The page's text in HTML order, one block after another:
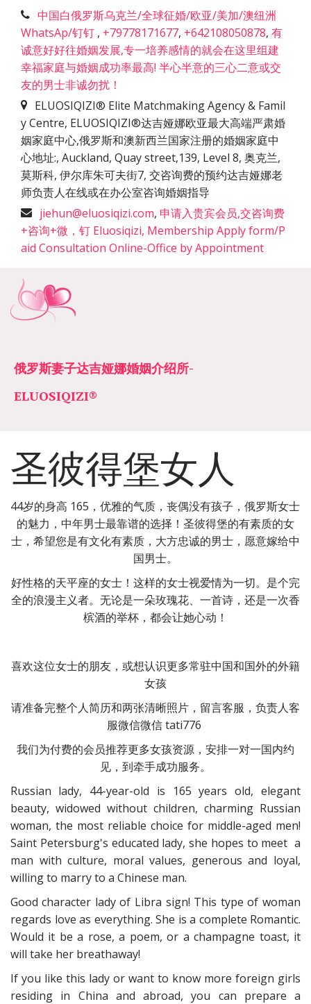
中国白俄罗斯乌克兰/全球征婚/欧亚/美加/澳纽洲
WhatsAp/钉钉 , +79778171677, +642108050878, 有
诚意好好往婚姻发展,专一培养感情的就会在这里组建
幸福家庭与婚姻成功率最高! 半心半意的三心二意或交
友的男士非诚勿扰！
ELUOSIQIZI® Elite Matchmaking Agency & Famil
y Centre, ELUOSIQIZI®达吉娅娜欧亚最大高端严肃婚
姻家庭中心,俄罗斯和澳新西兰国家注册的婚姻家庭中
心地址:, Auckland, Quay street,139, Level 8, 奥克兰,
莫斯科, 伊尔库朱可夫街7, 交咨询费的预约达吉娅娜老
师负责人在线或在办公室咨询婚姻指导
jiehun@eluosiqizi.com, 申请入贵宾会员,交咨询费
+咨询+微，钉 Eluosiqizi, Membership Apply form/P
aid Consultation Online-Office by Appointment
俄罗斯妻子达吉娅娜婚姻介绍所­­
ELUOSIQIZI®
圣彼得堡女人
44岁的身高 165，优雅的气质，丧偶没有孩子，俄罗斯女士
的魅力，中年男士最靠谱的选择！圣彼得堡的有素质的女
士，希望您是有文化有素质，大方忠诚的男士，愿意嫁给中
国男士。
好性格的天平座的女士！这样的女士视爱情为一切。是个完
全的浪漫主义者。无论是一朵玫瑰花、一首诗，还是一次香
槟酒的举杯，都会让她心动！
喜欢这位女士的朋友，或想认识更多常驻中国和国外的外籍
女孩
请准备完整个人简历和两张清晰照片，留言客服，负责人客
服微信微信 tati776
我们为付费的会员推荐更多女孩资源，安排一对一国内约
见，到牵手成功服务。
Russian lady, 44-year-old is 165 years old, elegant
beauty, widowed without children, charming Russian
woman, the most reliable choice for middle-aged men!
Saint Petersburg's educated lady, she hopes to meet a
man with culture, moral values, generous and loyal,
willing to marry to a Chinese man.
Good character lady of Libra sign! This type of woman
regards love as everything. She is a complete Romantic.
Would it be a rose, a poem, or a champagne toast, it
will take her breathaway!
If you like this lady or want to know more foreign girls
residing in China and abroad, you can prepare a